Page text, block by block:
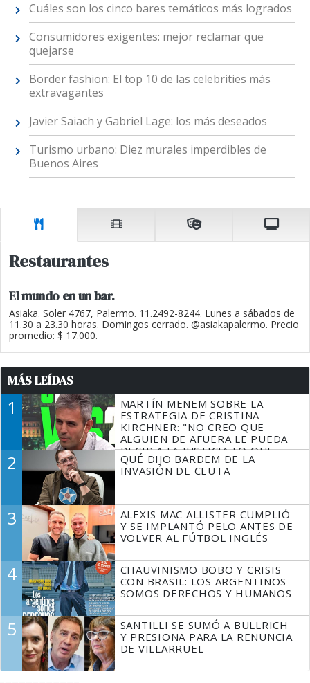
Cuáles son los cinco bares temáticos más logrados
Consumidores exigentes: mejor reclamar que
quejarse
Border fashion: El top 10 de las celebrities más
extravagantes
Javier Saiach y Gabriel Lage: los más deseados
Turismo urbano: Diez murales imperdibles de
Buenos Aires
Restaurantes
El mundo en un bar.
Asiaka. Soler 4767, Palermo. 11.2492-8244. Lunes a sábados de
11.30 a 23.30 horas. Domingos cerrado. @asiakapalermo. Precio
promedio: $ 17.000.
MÁS LEÍDAS
1
MARTÍN MENEM SOBRE LA
ESTRATEGIA DE CRISTINA
KIRCHNER: "NO CREO QUE
ALGUIEN DE AFUERA LE PUEDA
DECIR A LA JUSTICIA LO QUE
TIENE QUE HACER"
2
QUÉ DIJO BARDEM DE LA
INVASIÓN DE CEUTA
3
ALEXIS MAC ALLISTER CUMPLIÓ
Y SE IMPLANTÓ PELO ANTES DE
VOLVER AL FÚTBOL INGLÉS
4
CHAUVINISMO BOBO Y CRISIS
CON BRASIL: LOS ARGENTINOS
SOMOS DERECHOS Y HUMANOS
5
SANTILLI SE SUMÓ A BULLRICH
Y PRESIONA PARA LA RENUNCIA
DE VILLARRUEL